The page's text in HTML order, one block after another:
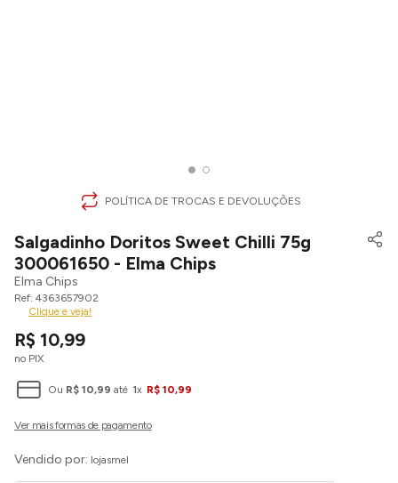
POLÍTICA DE TROCAS E DEVOLUÇÕES
Salgadinho Doritos Sweet Chilli 75g
300061650 - Elma Chips
Elma Chips
4363657902
Clique e veja!
R$ 10,99
no PIX
Ou R$ 10,99 até 1x R$ 10,99
Vendido por: lojasmel